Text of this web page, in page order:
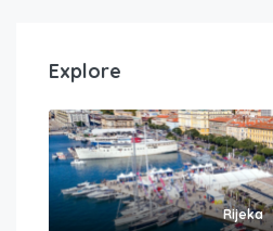
Explore
Rijeka